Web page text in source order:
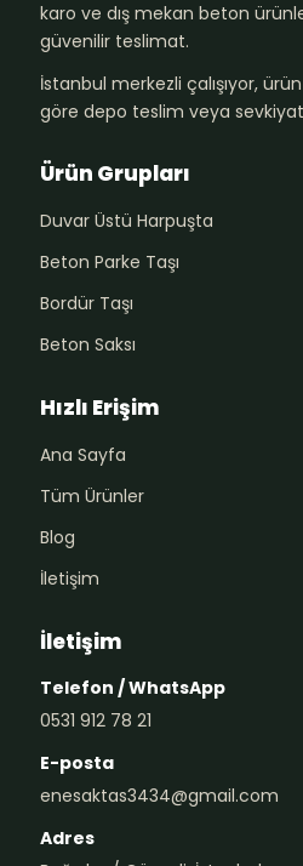
karo ve dış mekan beton
güvenilir teslimat.
İstanbul merkezli çalışıyor,
göre depo teslim veya
Ürün Grupları
Duvar Üstü Harpuşta
Beton Parke Taşı
Bordür Taşı
Beton Saksı
Hızlı Erişim
Ana Sayfa
Tüm Ürünler
Blog
İletişim
İletişim
Telefon / WhatsApp
0531 912 78 21
E-posta
enesaktas3434@gmail.com
Adres